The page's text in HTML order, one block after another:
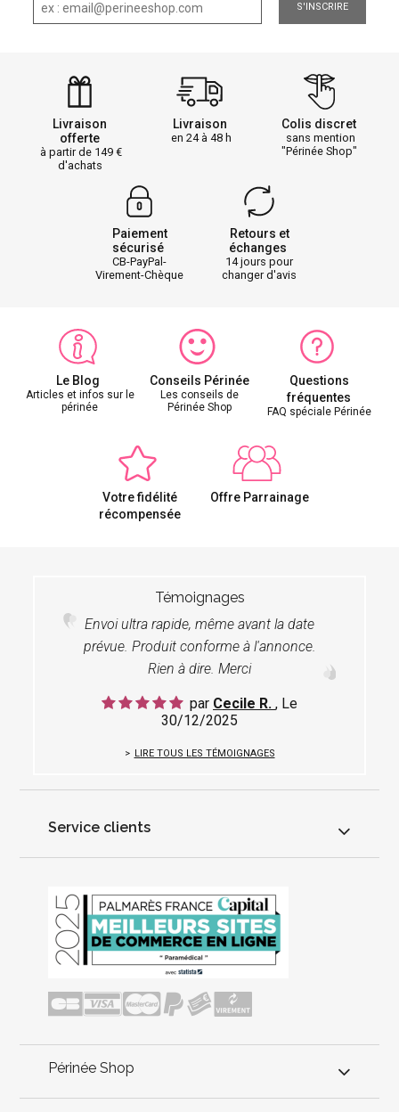
S'INSCRIRE
Livraison
offerte
à partir de 149
d'achats
Livraison
en 24 à 48 h
Colis discret
sans mention
"Périnée Shop"
Paiement
sécurisé
CB-PayPal-
Virement-Chèque
Retours et
échanges
14 jours pour
changer d'avis
Le Blog
Articles et infos sur le
périnée
Conseils Périnée
Les conseils de
Périnée Shop
Questions
fréquentes
FAQ spéciale Périnée
Votre fidélité
récompensée
Offre Parrainage
Témoignages
Envoi ultra rapide, même avant la date
prévue. Produit conforme à l'annonce.
Rien à dire. Merci
par Cecile R. , Le
30/12/2025
LIRE TOUS LES TÉMOIGNAGES
Service clients
Périnée Shop